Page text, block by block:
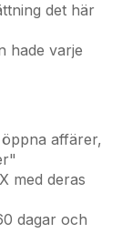
det här
hade varje
affärer,
med deras
dagar och